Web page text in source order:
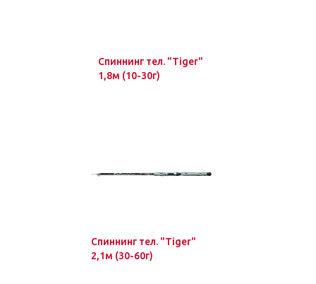
Спиннинг тел. "Tiger"
1,8м (10-30г)
Спиннинг тел. "Tiger"
2,1м (30-60г)